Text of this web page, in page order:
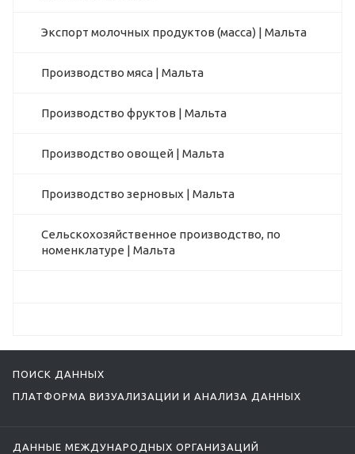
Экспорт молочных продуктов (масса) | Мальта
Производство мяса | Мальта
Производство фруктов | Мальта
Производство овощей | Мальта
Производство зерновых | Мальта
Сельскохозяйственное производство, по
номенклатуре | Мальта
ПОИСК ДАННЫХ
ПЛАТФОРМА ВИЗУАЛИЗАЦИИ И АНАЛИЗА ДАННЫХ
ДАННЫЕ МЕЖДУНАРОДНЫХ ОРГАНИЗАЦИЙ